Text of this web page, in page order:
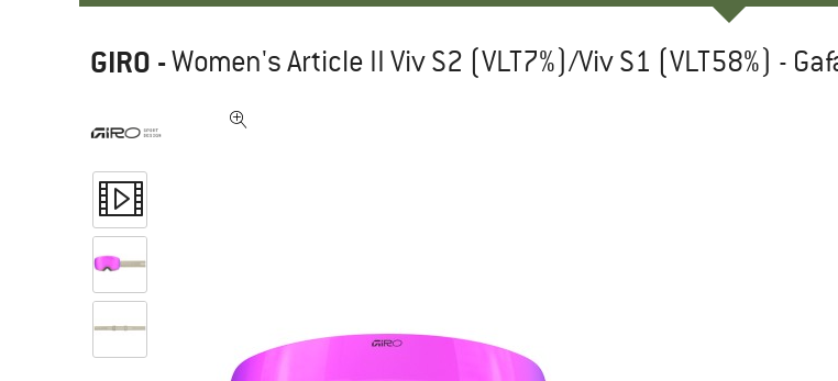
GIRO -Women's Article II Viv S2 (VLT7%)/Viv S1 (VLT58%) -